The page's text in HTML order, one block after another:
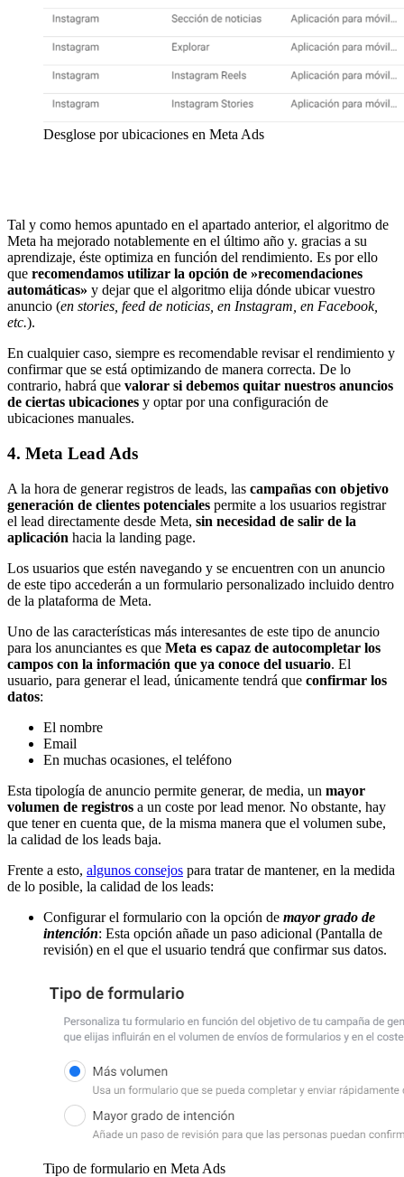
Desglose por ubicaciones en Meta Ads
Tal y como hemos apuntado en el apartado anterior, el algoritmo de
Meta ha mejorado notablemente en el último año y. gracias a su
aprendizaje, éste optimiza en función del rendimiento. Es por ello
que recomendamos utilizar la opción de »recomendaciones
automáticas» y dejar que el algoritmo elija dónde ubicar vuestro
anuncio (en stories, feed de noticias, en Instagram, en Facebook,
etc.).
En cualquier caso, siempre es recomendable revisar el rendimiento y
confirmar que se está optimizando de manera correcta. De lo
contrario, habrá que valorar si debemos quitar nuestros anuncios
de ciertas ubicaciones y optar por una configuración de
ubicaciones manuales.
4. Meta Lead Ads
A la hora de generar registros de leads, las campañas con objetivo
generación de clientes potenciales permite a los usuarios registrar
el lead directamente desde Meta, sin necesidad de salir de la
aplicación hacia la landing page.
Los usuarios que estén navegando y se encuentren con un anuncio
de este tipo accederán a un formulario personalizado incluido dentro
de la plataforma de Meta.
Uno de las características más interesantes de este tipo de anuncio
para los anunciantes es que Meta es capaz de autocompletar los
campos con la información que ya conoce del usuario. El
usuario, para generar el lead, únicamente tendrá que confirmar los
datos:
El nombre
Email
En muchas ocasiones, el teléfono
Esta tipología de anuncio permite generar, de media, un mayor
volumen de registros a un coste por lead menor. No obstante, hay
que tener en cuenta que, de la misma manera que el volumen sube,
la calidad de los leads baja.
Frente a esto, algunos consejos para tratar de mantener, en la medida
de lo posible, la calidad de los leads:
Configurar el formulario con la opción de mayor grado de
intención: Esta opción añade un paso adicional (Pantalla de
revisión) en el que el usuario tendrá que confirmar sus datos.
Tipo de formulario en Meta Ads